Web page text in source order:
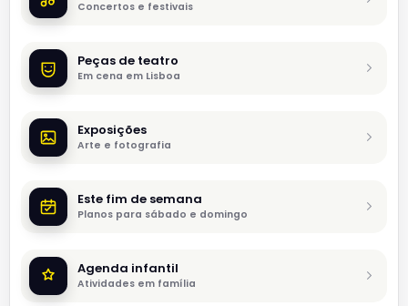
Concertos e festivais
Peças de teatro
Em cena em Lisboa
Exposições
Arte e fotografia
Este fim de semana
Planos para sábado e domingo
Agenda infantil
Atividades em família